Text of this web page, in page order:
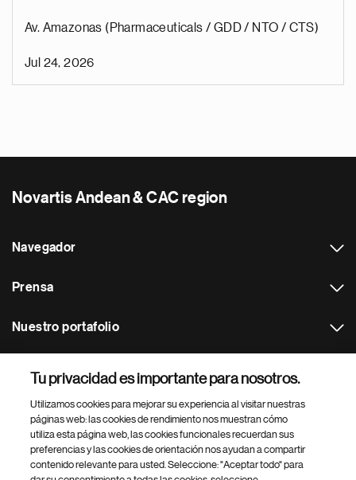
Av. Amazonas (Pharmaceuticals / GDD / NTO / CTS)
Jul 24, 2026
Novartis Andean & CAC region
Navegador
Prensa
Nuestro portafolio
Footer Site Search
Tu privacidad es importante para nosotros.
Utilizamos cookies para mejorar su experiencia al visitar nuestras
páginas web: las cookies de rendimiento nos muestran cómo
utiliza esta página web, las cookies funcionales recuerdan sus
preferencias y las cookies de orientación nos ayudan a compartir
contenido relevante para usted. Seleccione: "Aceptar todo" para